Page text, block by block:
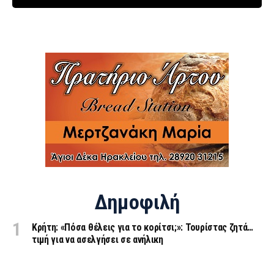
Δημοφιλή
Κρήτη: «Πόσα θέλεις για το κορίτσι;»: Τουρίστας ζητά…
τιμή για να ασελγήσει σε ανήλικη